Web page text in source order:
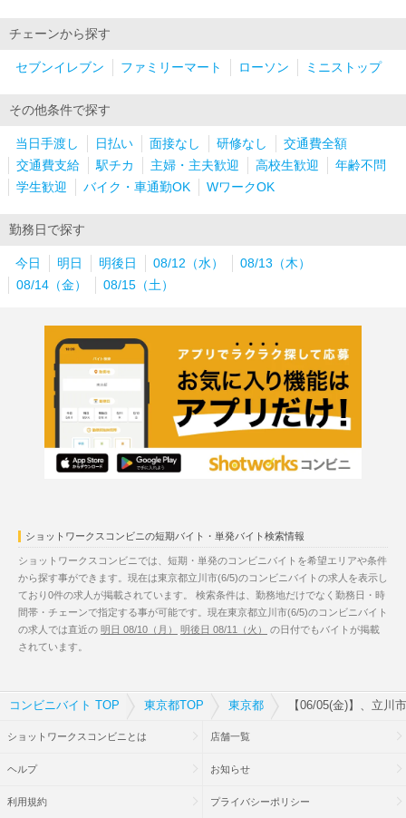
チェーンから探す
セブンイレブン ファミリーマート ローソン ミニストップ
その他条件で探す
当日手渡し 日払い 面接なし 研修なし
交通費全額
交通費支給
駅チカ 主婦・主夫歓迎 高校生歓迎
年齢不問
学生歓迎
バイク・車通勤OK WワークOK
勤務日で探す
今日 明日 明後日 08/12（水）
08/13（木）
08/14（金）
08/15（土）
ショットワークスコンビニの短期バイト・単発バイト検索情報
ショットワークスコンビニでは、短期・単発のコンビニバイトを希望エリアや条件
から探す事ができます。現在は東京都立川市(6/5)のコンビニバイトの求人を表示し
ており0件の求人が掲載されています。 検索条件は、勤務地だけでなく勤務日・時
間帯・チェーンで指定する事が可能です。現在東京都立川市(6/5)のコンビニバイト
の求人では直近の 明日 08/10（月） 明後日 08/11（火）
の日付でもバイトが掲載
されています。
コンビニバイト TOP 東京都TOP 東京都 【06/05(金)】、立川
ショットワークスコンビニとは 店舗一覧
ヘルプ お知らせ
利用規約 プライバシーポリシー